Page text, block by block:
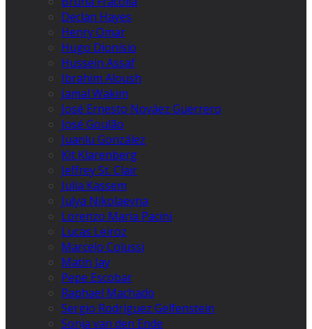
Declan Hayes
Henry Omar
Hugo Dionísio
Hussein Assaf
Ibrahim Aloush
Jamal Wakim
José Ernesto Nováez Guerrero
José Goulão
Juanlu González
Kit Klarenberg
Jeffrey St. Clair
Julia Kassem
Julya Nikolaevna
Lorenzo Maria Pacini
Lucas Leiroz
Marcelo Colussi
Matin Jay
Pepe Escobar
Raphael Machado
Sergio Rodríguez Gelfenstein
Sonja van den Ende